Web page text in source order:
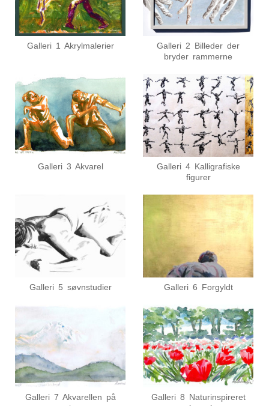
Galleri 1 Akrylmalerier
Galleri 2 Billeder der
bryder rammerne
Galleri 3 Akvarel
Galleri 4 Kalligrafiske
figurer
Galleri 5 søvnstudier Galleri 6 Forgyldt
Galleri 7 Akvarellen på
Galleri 8 Naturinspireret